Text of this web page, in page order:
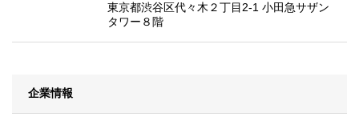
東京都渋谷区代々木２丁目2-1 小田急サザン
タワー８階
企業情報